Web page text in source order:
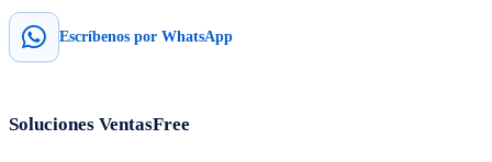
Escríbenos por WhatsApp
Soluciones VentasFree